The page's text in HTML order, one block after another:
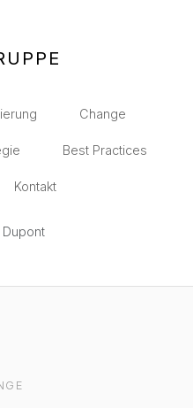
Change
Best Practices
Kontakt